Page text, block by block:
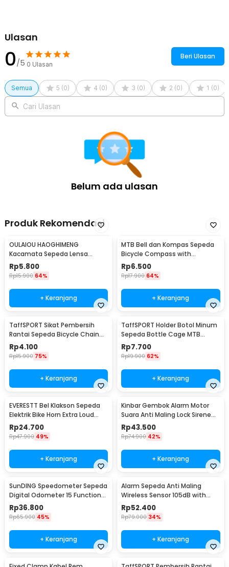
Ulasan
0/5 0 Ulasan
Beri Ulasan
Semua 5 (0) 4 (0) 3 (0) 2 (0) 1 (0)
Cari Ulasan
Belum ada ulasan
Produk Rekomendasi
OULAIOU HAOGHIMENG
Kacamata Sepeda Lensa
Mercury Cycling Outdoor Sport
- 3015
Rp5.800
Rp15.900 64%
+ Keranjang
MTB Bell dan Kompas Sepeda
Bicycle Compass with
Trumpet Bell Aluminium -
R2194
Rp6.500
Rp17.900 64%
+ Keranjang
TaffSPORT Sikat Pembersih
Rantai Sepeda Bicycle Chain
Cleaning Brush - YQ012
Rp4.100
Rp15.900 75%
+ Keranjang
TaffSPORT Holder Botol Minum
Sepeda Bottle Cage MTB
Adjustable - TMD05B
Rp7.700
Rp19.900 62%
+ Keranjang
EVERESTT Bel Klakson Sepeda
Elektrik Bike Horn Extra Loud
95dB - SB-205
Rp24.700
Rp47.900 49%
+ Keranjang
Kinbar Gembok Alarm Motor
Suara Anti Maling Lock Sirene
10mm - GA14
Rp43.500
Rp74.900 42%
+ Keranjang
SunDING Speedometer Sepeda
Digital Odometer 15 Function
LCD Display - SD-548B
Rp36.800
Rp65.900 45%
+ Keranjang
Alarm Sepeda Anti Maling
Wireless Sensor 105dB with
Remote Control - TE-168
Rp52.400
Rp79.000 34%
+ Keranjang